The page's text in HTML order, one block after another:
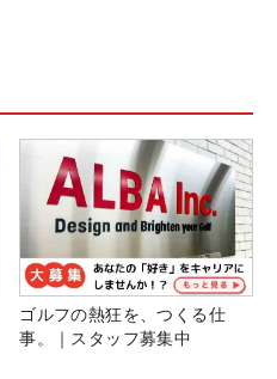
ゴルフの熱狂を、つくる仕
事。｜スタッフ募集中